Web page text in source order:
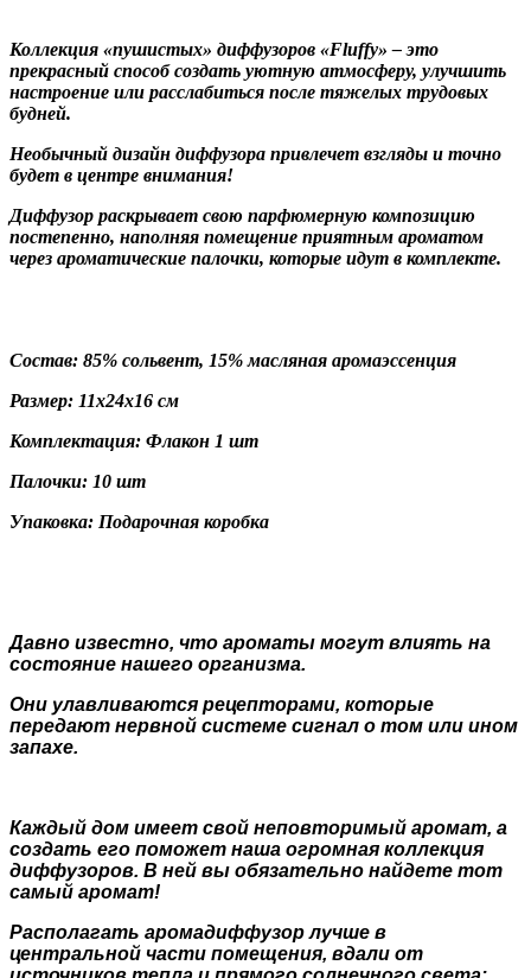
Коллекция «пушистых» диффузоров «Fluffy» – это
прекрасный способ создать уютную атмосферу, улучшить
настроение или расслабиться после тяжелых трудовых
будней.
Необычный дизайн диффузора привлечет взгляды и точно
будет в центре внимания!
Диффузор раскрывает свою парфюмерную композицию
постепенно, наполняя помещение приятным ароматом
через ароматические палочки, которые идут в комплекте.
Состав: 85% сольвент, 15% масляная аромаэссенция
Размер: 11х24х16 см
Комплектация: Флакон 1 шт
Палочки: 10 шт
Упаковка: Подарочная коробка
Давно известно, что ароматы могут влиять на
состояние нашего организма.
Они улавливаются рецепторами, которые
передают нервной системе сигнал о том или ином
запахе.
Каждый дом имеет свой неповторимый аромат, а
создать его поможет наша огромная коллекция
диффузоров. В ней вы обязательно найдете тот
самый аромат!
Располагать аромадиффузор лучше в
центральной части помещения, вдали от